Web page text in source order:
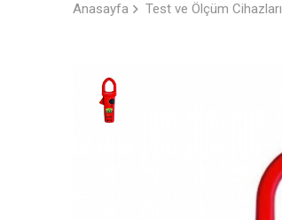
Anasayfa Test ve Ölçüm Cihazları